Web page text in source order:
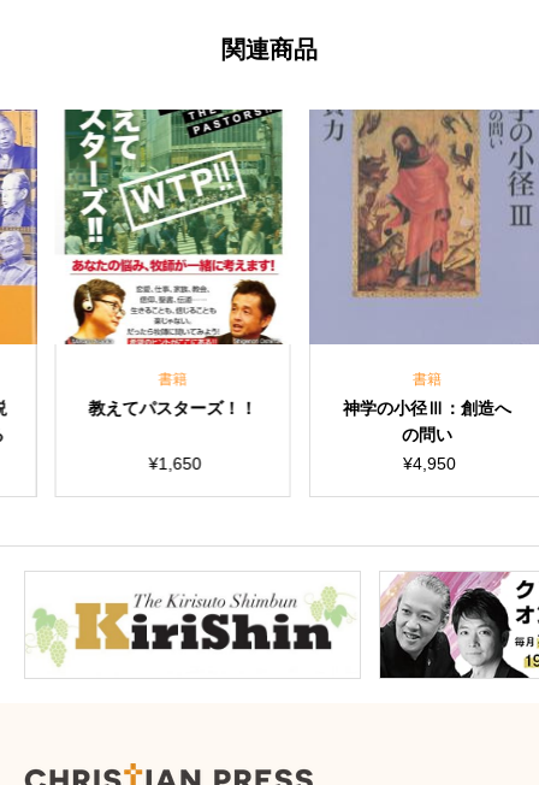
関連商品
スターズ！！
神学の小径Ⅲ：創造へ
現代に生